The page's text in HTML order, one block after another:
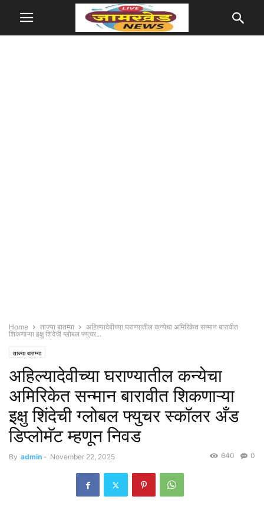
Home ताज्या बातम्या
अहिल्यादेवीच्या घराण्यातील कन्येचा अमिरिकेत सन्मान बारावीत
शिकणाऱ्या इक्षु शिंदेची ग्लोबल फ्युचर...
ताज्या बातम्या
अहिल्यादेवीच्या घराण्यातील कन्येचा
अमिरिकेत सन्मान बारावीत शिकणाऱ्या
इक्षु शिंदेची ग्लोबल फ्युचर स्कॉलर अँड
डिप्लोमॅट म्हणून निवड
By admin - November 22, 2025 0
640